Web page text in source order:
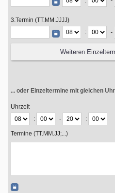
3.Termin (TT.MM.JJJJ)
:
-
... oder Einzeltermine mit gleichen
Uhrzeit
:
- :
Termine (TT.MM.JJ;...)